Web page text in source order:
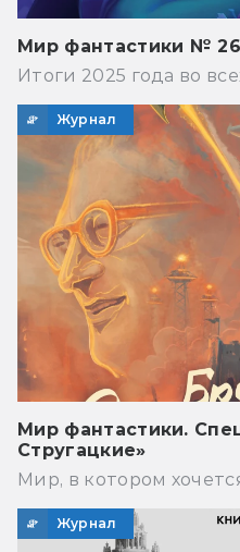
Мир фантастики №
Итоги 2025 года во
Журнал
Мир фантастики.
Стругацкие»
Мир, в котором
Журнал